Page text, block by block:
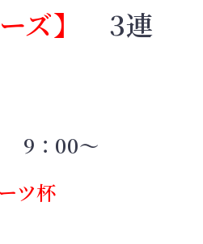
ズ】
3連
9：00～
ツ杯